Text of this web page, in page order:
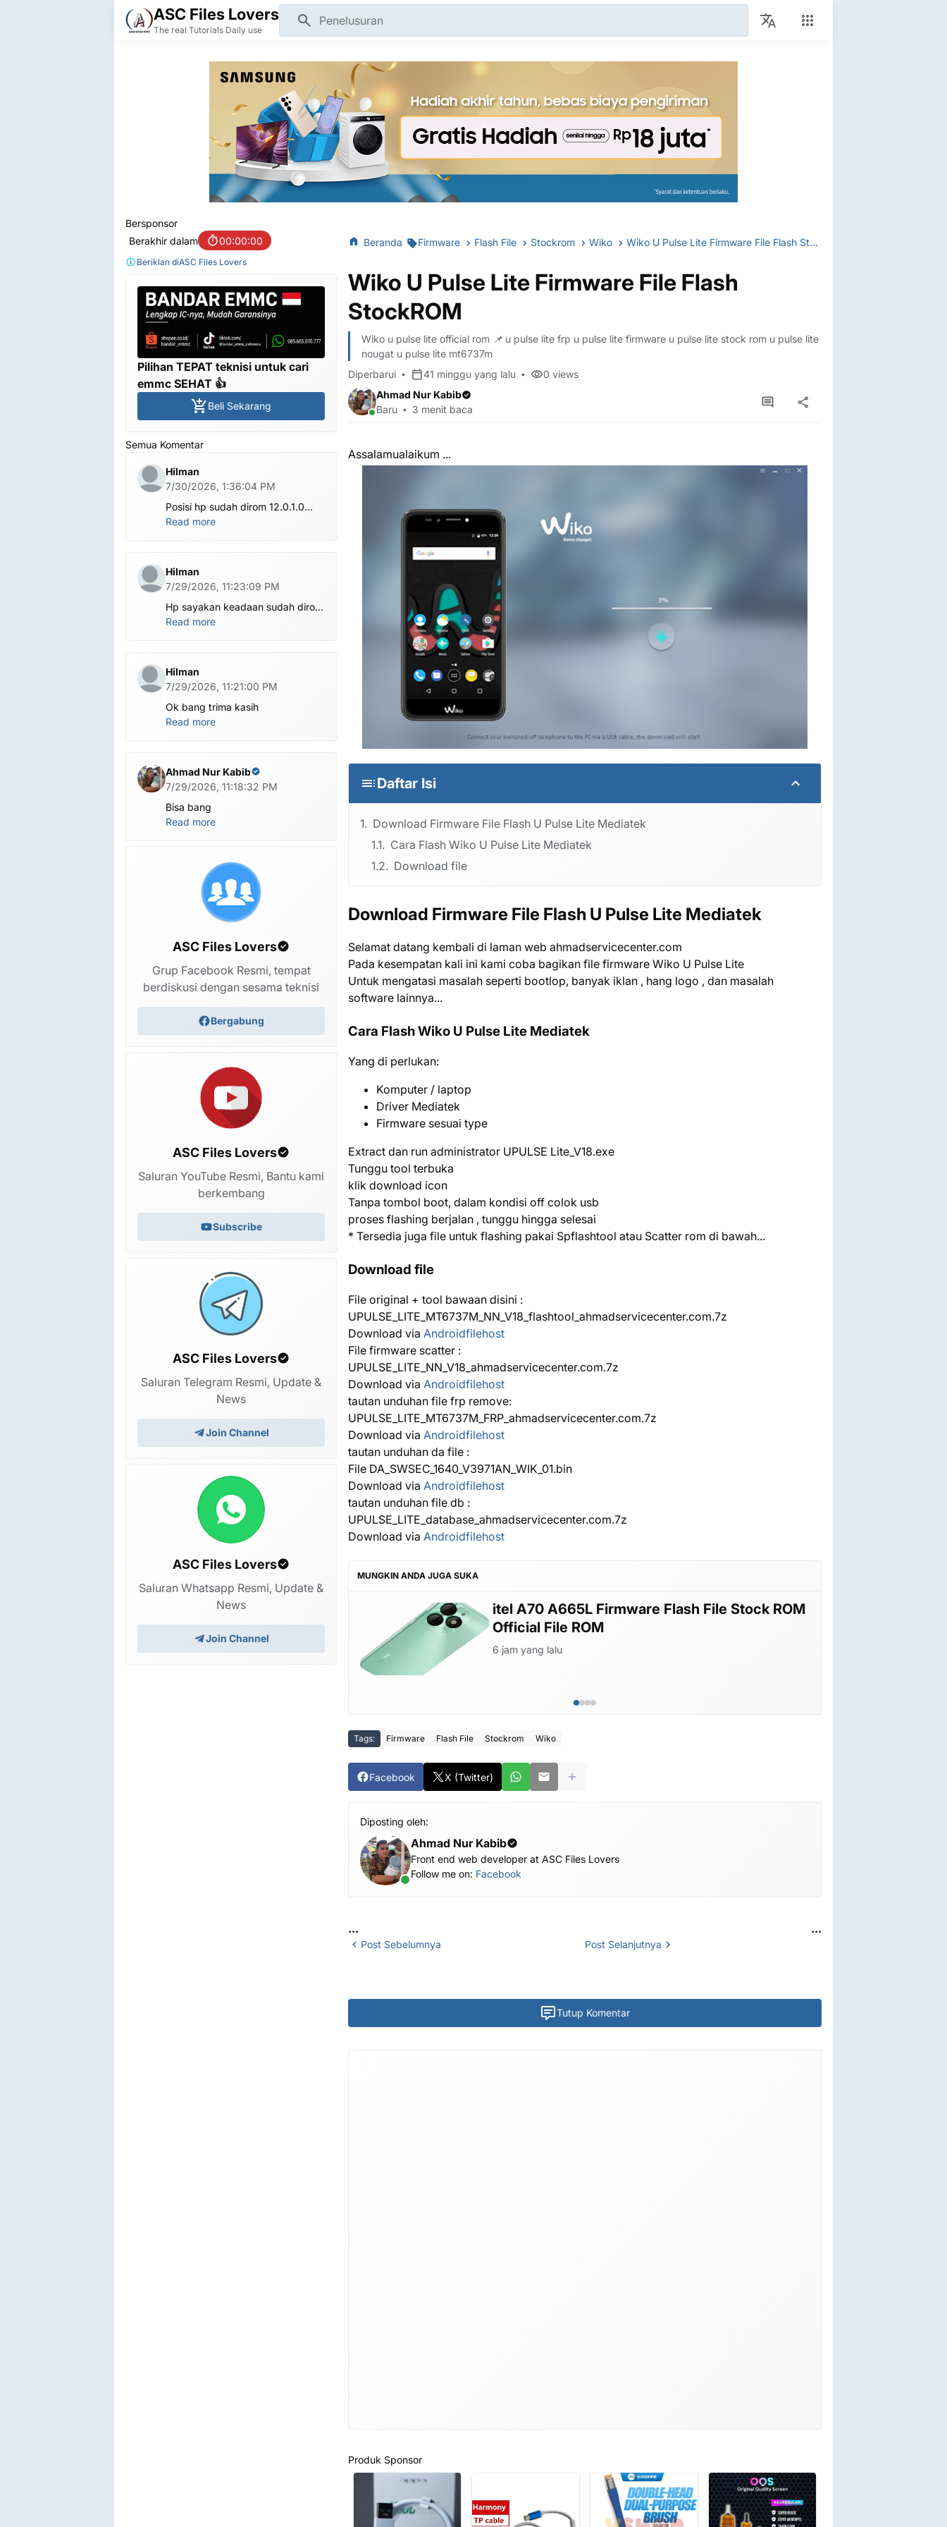
ASC Files Lovers
The real Tutorials Daily use
Beranda Firmware Flash File Stockrom Wiko Wiko U Pulse Lite Firmware File Flash StockROM
Wiko U Pulse Lite Firmware File Flash
StockROM
Wiko u pulse lite official rom 📌 u pulse lite frp u pulse lite firmware u pulse lite stock rom u pulse lite
nougat u pulse lite mt6737m
Diperbarui
41 minggu yang lalu 0 views
Ahmad Nur Kabib
Baru
3 menit baca
Assalamualaikum ...
Daftar Isi
Download Firmware File Flash U Pulse Lite Mediatek
Cara Flash Wiko U Pulse Lite Mediatek
Download file
Download Firmware File Flash U Pulse Lite Mediatek
Selamat datang kembali di laman web ahmadservicecenter.com
Pada kesempatan kali ini kami coba bagikan file firmware Wiko U Pulse Lite
Untuk mengatasi masalah seperti bootlop, banyak iklan , hang logo , dan masalah
software lainnya...
Cara Flash Wiko U Pulse Lite Mediatek
Yang di perlukan:
Komputer / laptop
Driver Mediatek
Firmware sesuai type
Extract dan run administrator UPULSE Lite_V18.exe
Tunggu tool terbuka
klik download icon
Tanpa tombol boot, dalam kondisi off colok usb
proses flashing berjalan , tunggu hingga selesai
* Tersedia juga file untuk flashing pakai Spflashtool atau Scatter rom di bawah...
Download file
File original + tool bawaan disini :
UPULSE_LITE_MT6737M_NN_V18_flashtool_ahmadservicecenter.com.7z
Download via Androidfilehost
File firmware scatter :
UPULSE_LITE_NN_V18_ahmadservicecenter.com.7z
Download via Androidfilehost
tautan unduhan file frp remove:
UPULSE_LITE_MT6737M_FRP_ahmadservicecenter.com.7z
Download via Androidfilehost
tautan unduhan da file :
File DA_SWSEC_1640_V3971AN_WIK_01.bin
Download via Androidfilehost
tautan unduhan file db :
UPULSE_LITE_database_ahmadservicecenter.com.7z
Download via Androidfilehost
MUNGKIN ANDA JUGA SUKA
Itel A60 A662L Firmware Flash File Stock ROM
itel A70 A665L Firmware Flash File Stock ROM
Official File ROM
6 jam yang lalu
Tags: Firmware Flash File Stockrom Wiko
Facebook X (Twitter)
Diposting oleh:
Ahmad Nur Kabib
Front end web developer at ASC Files Lovers
Follow me on: Facebook
...
Post Sebelumnya
...
Post Selanjutnya
Tutup Komentar
Produk Sponsor
Bersponsor
Berakhir dalam
00:00:00
Beriklan diASC Files Lovers
Pilihan TEPAT teknisi untuk cari
emmc SEHAT 👍
Beli Sekarang
Semua Komentar
Hilman
7/30/2026, 1:36:04 PM
Posisi hp sudah dirom 12.0.1.0
.habis ubl apa perlu flash Rom lagi
Read more
Hilman
7/29/2026, 11:23:09 PM
Hp sayakan keadaan sudah dirom
global.apa harus ditest poin dlu
Read more
Hilman
7/29/2026, 11:21:00 PM
Ok bang trima kasih
Read more
Ahmad Nur Kabib
7/29/2026, 11:18:32 PM
Bisa bang
Read more
ASC Files Lovers
Grup Facebook Resmi, tempat
berdiskusi dengan sesama teknisi
Bergabung
ASC Files Lovers
Saluran YouTube Resmi, Bantu kami
berkembang
Subscribe
ASC Files Lovers
Saluran Telegram Resmi, Update &
News
Join Channel
ASC Files Lovers
Saluran Whatsapp Resmi, Update &
News
Join Channel